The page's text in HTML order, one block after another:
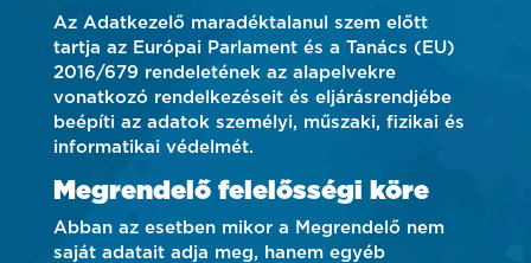
Az Adatkezelő maradéktalanul szem előtt
tartja az Európai Parlament és a Tanács (EU)
2016/679 rendeletének az alapelvekre
vonatkozó rendelkezéseit és eljárásrendjébe
beépíti az adatok személyi, műszaki, fizikai és
informatikai védelmét.
Megrendelő felelősségi köre
Abban az esetben mikor a Megrendelő nem
saját adatait adja meg, hanem egyéb